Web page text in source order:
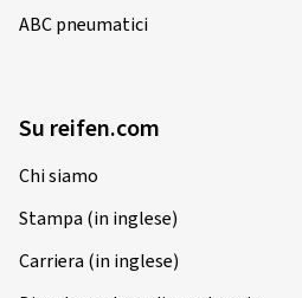
ABC pneumatici
Su reifen.com
Chi siamo
Stampa (in inglese)
Carriera (in inglese)